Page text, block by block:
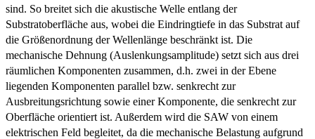
sind. So breitet sich die akustische Welle entlang der
Substratoberfläche aus, wobei die Eindringtiefe in das Substrat auf
die Größenordnung der Wellenlänge beschränkt ist. Die
mechanische Dehnung (Auslenkungsamplitude) setzt sich aus drei
räumlichen Komponenten zusammen, d.h. zwei in der Ebene
liegenden Komponenten parallel bzw. senkrecht zur
Ausbreitungsrichtung sowie einer Komponente, die senkrecht zur
Oberfläche orientiert ist. Außerdem wird die SAW von einem
elektrischen Feld begleitet, da die mechanische Belastung aufgrund